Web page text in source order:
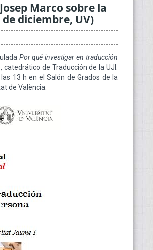
Marco sobre la
diciembre, UV)
Por qué investigar en traducción
de Traducción de la UJI.
13 h en el Salón de Grados de la
de València.